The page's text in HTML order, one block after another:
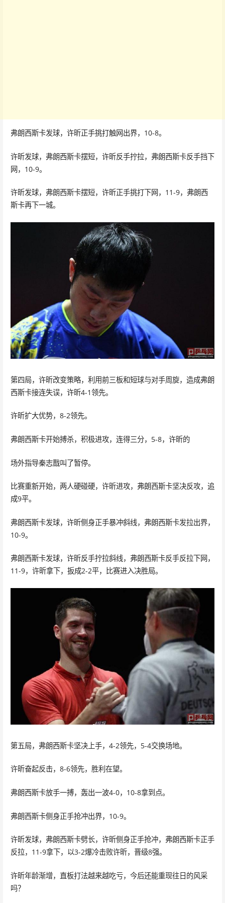
弗朗西斯卡发球，许昕正手挑打触网出界，10-8。
许昕发球，弗朗西斯卡摆短，许昕反手拧拉，弗朗西斯卡反手挡下
网，10-9。
许昕发球，弗朗西斯卡摆短，许昕正手挑打下网，11-9，弗朗西
斯卡再下一城。
第四局，许昕改变策略，利用前三板和短球与对手周旋，造成弗朗
西斯卡接连失误，许昕4-1领先。
许昕扩大优势，8-2领先。
弗朗西斯卡开始搏杀，积极进攻，连得三分，5-8，许昕的
场外指导秦志戬叫了暂停。
比赛重新开始，两人硬碰硬，许昕进攻，弗朗西斯卡坚决反攻，追
成9平。
弗朗西斯卡发球，许昕侧身正手暴冲斜线，弗朗西斯卡发拉出界，
10-9。
弗朗西斯卡发球，许昕反手拧拉斜线，弗朗西斯卡反手反拉下网，
11-9，许昕拿下，扳成2-2平，比赛进入决胜局。
第五局，弗朗西斯卡坚决上手，4-2领先，5-4交换场地。
许昕奋起反击，8-6领先，胜利在望。
弗朗西斯卡放手一搏，轰出一波4-0，10-8拿到点。
弗朗西斯卡侧身正手抢冲出界，10-9。
许昕发球，弗朗西斯卡劈长，许昕侧身正手抢冲，弗朗西斯卡正手
反拉，11-9拿下，以3-2爆冷击败许昕，晋级8强。
许昕年龄渐增，直板打法越来越吃亏，今后还能重现往日的风采
吗？